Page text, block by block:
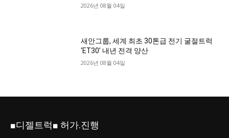
2026년 08월 04일
새안그룹, 세계 최초 30톤급 전기 굴절트럭
‘ET30’ 내년 전격 양산
2026년 08월 04일
■디젤트럭■ 허가.진행